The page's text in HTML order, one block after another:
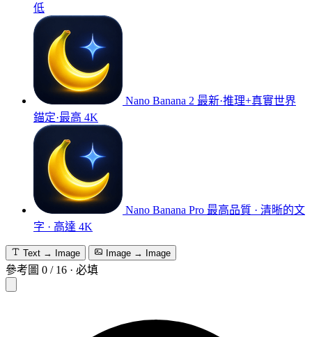
低
Nano Banana 2 最新·推理+真實世界
錨定·最高 4K
Nano Banana Pro 最高品質 · 清晰的文
字 · 高達 4K
Text → Image Image → Image
參考圖 0 / 16 · 必填